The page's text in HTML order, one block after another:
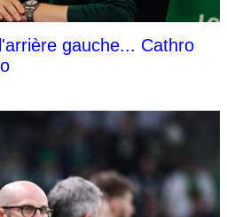
gauche... Cathro